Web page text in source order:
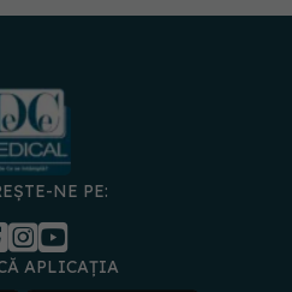
NE PE:
APLICAȚIA